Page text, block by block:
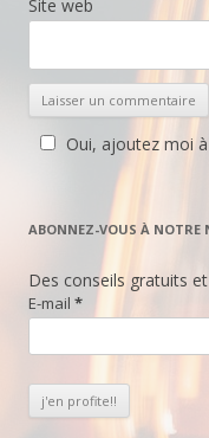
Site web
Oui, ajoutez moi
ABONNEZ-VOUS À NOTRE
Des conseils gratuits
E-mail *